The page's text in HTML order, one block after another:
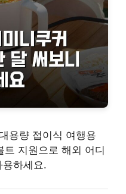
용량 접이식 여행용
지원으로 해외 어디
하세요.